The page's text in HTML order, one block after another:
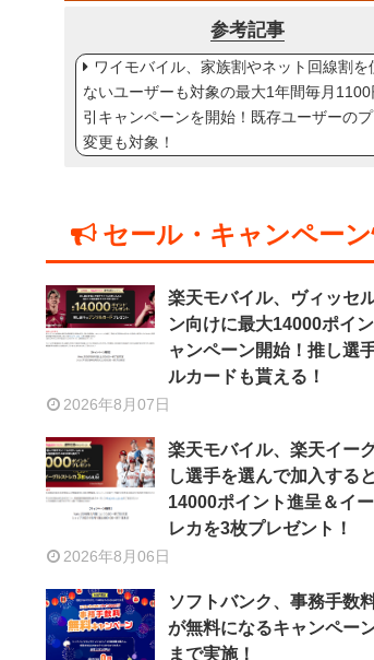
参考記事
ワイモバイル、家族割やネット回線割を
ないユーザーも対象の最大1年間毎月1100
引キャンペーンを開始！既存ユーザーの
変更も対象！
セール・キャンペー
楽天モバイル、ヴィッセ
ン向けに最大14000ポイ
ャンペーン開始！推し選
ルカードも貰える！
2026年8月07日
楽天モバイル、楽天イー
し選手を選んで加入する
14000ポイント進呈＆イ
レカを3枚プレゼント！
2026年8月06日
ソフトバンク、事務手数
が無料になるキャンペー
まで実施！